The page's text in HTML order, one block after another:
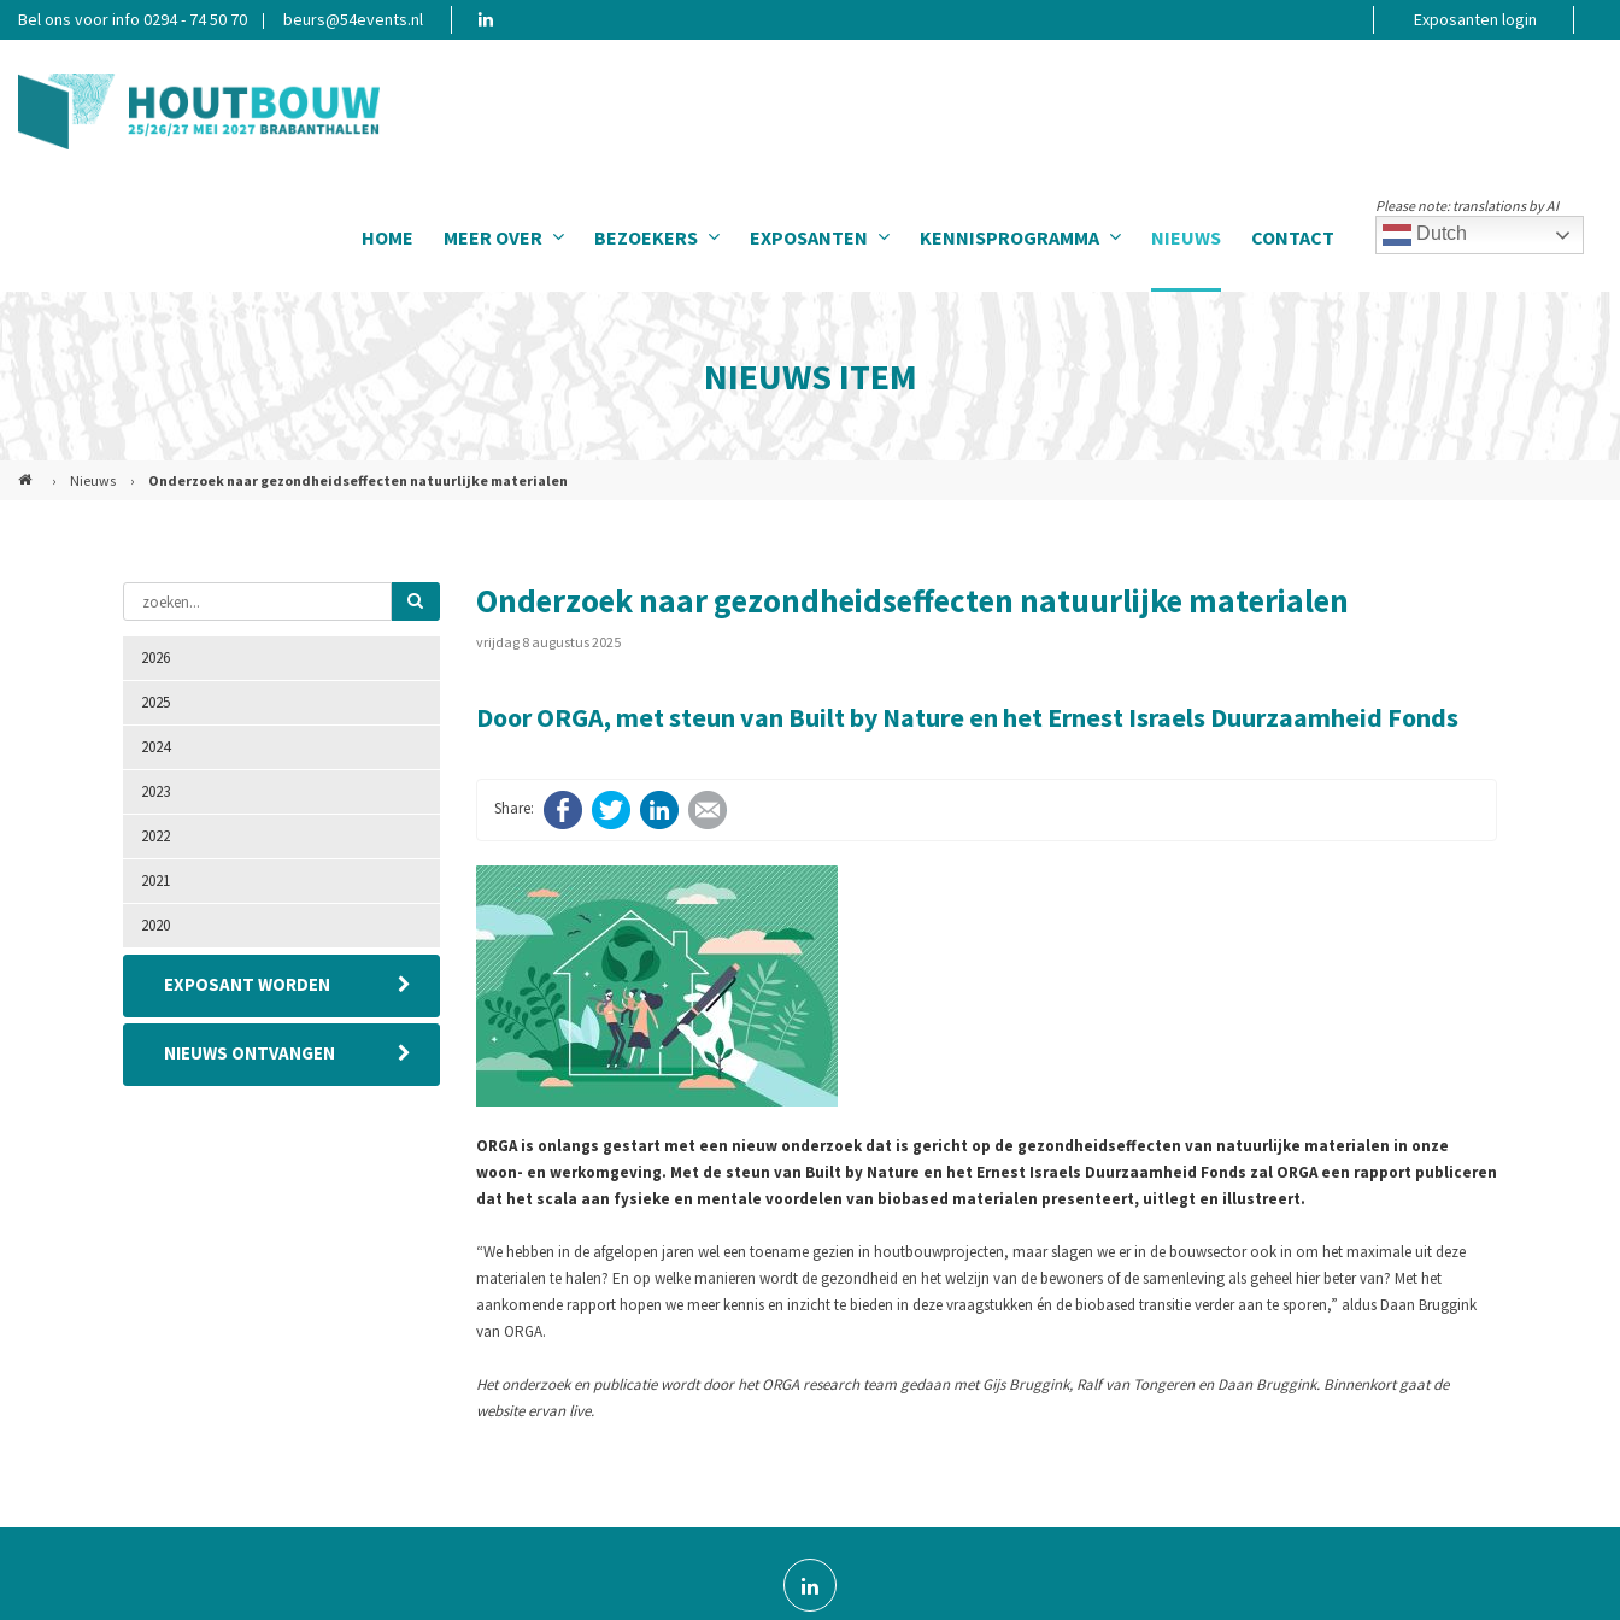
Bel ons voor info 0294 - 74 50 70 beurs@54events.nl Exposanten login
HOME MEER OVER BEZOEKERS EXPOSANTEN KENNISPROGRAMMA NIEUWS CONTACT Dutch
Please note: translations by AI
NIEUWS ITEM
› Nieuws › Onderzoek naar gezondheidseffecten natuurlijke materialen
2026
2025
2024
2023
2022
2021
2020
EXPOSANT WORDEN
NIEUWS ONTVANGEN
Onderzoek naar gezondheidseffecten natuurlijke materialen
vrijdag 8 augustus 2025
Door ORGA, met steun van Built by Nature en het Ernest Israels Duurzaamheid Fonds
FacebookTwitterLinkedInE-mail
ORGA is onlangs gestart met een nieuw onderzoek dat is gericht op de gezondheidseffecten van natuurlijke materialen in onze
woon- en werkomgeving. Met de steun van Built by Nature en het Ernest Israels Duurzaamheid Fonds zal ORGA een rapport publiceren
dat het scala aan fysieke en mentale voordelen van biobased materialen presenteert, uitlegt en illustreert.
“We hebben in de afgelopen jaren wel een toename gezien in houtbouwprojecten, maar slagen we er in de bouwsector ook in om het maximale uit deze
materialen te halen? En op welke manieren wordt de gezondheid en het welzijn van de bewoners of de samenleving als geheel hier beter van? Met het
aankomende rapport hopen we meer kennis en inzicht te bieden in deze vraagstukken én de biobased transitie verder aan te sporen,” aldus Daan Bruggink
van ORGA.
Het onderzoek en publicatie wordt door het ORGA research team gedaan met Gijs Bruggink, Ralf van Tongeren en Daan Bruggink. Binnenkort gaat de
website ervan live.